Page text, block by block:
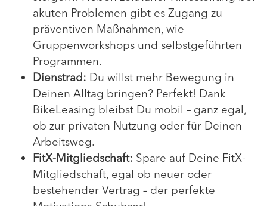
akuten Problemen gibt es Zugang zu
präventiven Maßnahmen, wie
Gruppenworkshops und selbstgeführten
Programmen.
Dienstrad: Du willst mehr Bewegung in
Deinen Alltag bringen? Perfekt! Dank
BikeLeasing bleibst Du mobil – ganz egal,
ob zur privaten Nutzung oder für Deinen
Arbeitsweg.
FitX-Mitgliedschaft: Spare auf Deine FitX-
Mitgliedschaft, egal ob neuer oder
bestehender Vertrag – der perfekte